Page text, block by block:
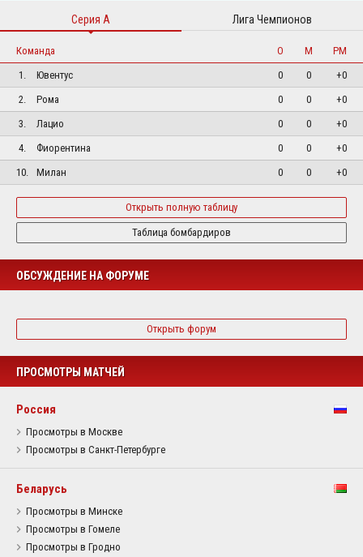
Серия А Лига Чемпионов
Команда О М
РМ
1.
Ювентус 0 0
+0
2.
Рома 0 0
+0
3.
Лацио 0 0
+0
4.
Фиорентина 0 0
+0
10.
Милан 0 0 +0
Открыть полную таблицу
Таблица бомбардиров
ОБСУЖДЕНИЕ НА ФОРУМЕ
Открыть форум
ПРОСМОТРЫ МАТЧЕЙ
Россия
Просмотры в Москве
Просмотры в Санкт-Петербурге
Беларусь
Просмотры в Минске
Просмотры в Гомеле
Просмотры в Гродно